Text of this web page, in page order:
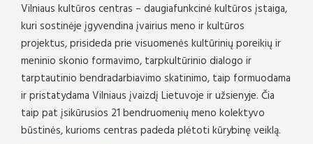
Vilniaus kultūros centras – daugiafunkcinė kultūros įstaiga,
kuri sostinėje įgyvendina įvairius meno ir kultūros
projektus, prisideda prie visuomenės kultūrinių poreikių ir
meninio skonio formavimo, tarpkultūrinio dialogo ir
tarptautinio bendradarbiavimo skatinimo, taip formuodama
ir pristatydama Vilniaus įvaizdį Lietuvoje ir užsienyje. Čia
taip pat įsikūrusios 21 bendruomenių meno kolektyvo
būstinės, kurioms centras padeda plėtoti kūrybinę veiklą.